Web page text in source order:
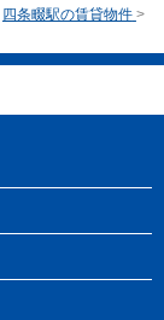
四条畷駅の賃貸物件 >